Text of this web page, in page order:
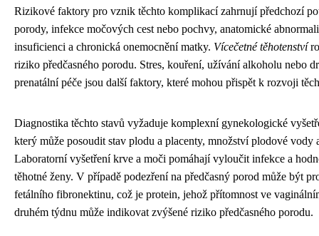
Rizikové faktory pro vznik těchto komplikací zahrnují předchozí
porody, infekce močových cest nebo pochvy, anatomické
insuficienci a chronická onemocnění matky. Vícečetné těhotenství
riziko předčasného porodu. Stres, kouření, užívání alkoholu nebo
prenatální péče jsou další faktory, které mohou přispět k rozvoji
Diagnostika těchto stavů vyžaduje komplexní gynekologické
který může posoudit stav plodu a placenty, množství plodové vody
Laboratorní vyšetření krve a moči pomáhají vyloučit infekce a
těhotné ženy. V případě podezření na předčasný porod může být
fetálního fibronektinu, což je protein, jehož přítomnost ve
druhém týdnu může indikovat zvýšené riziko předčasného porodu.